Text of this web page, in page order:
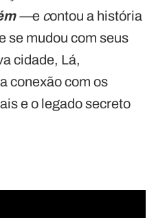
—e contou a história
se mudou com seus
cidade, Lá,
conexão com os
e o legado secreto